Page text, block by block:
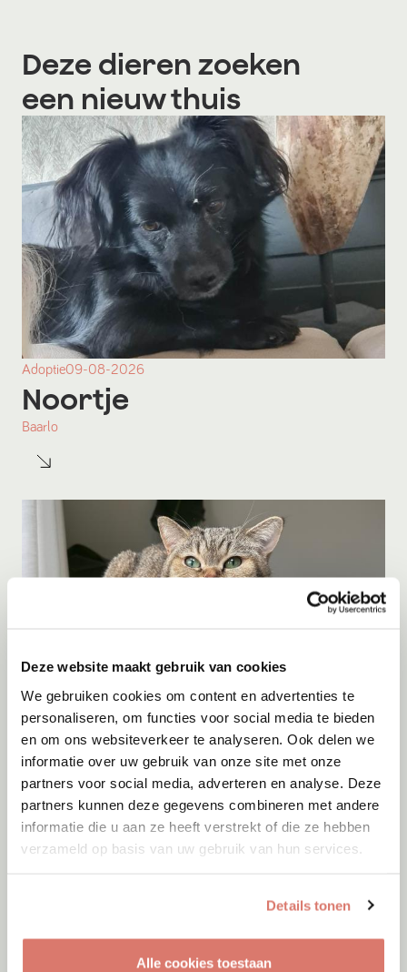
Deze website maakt gebruik van cookies
We gebruiken cookies om content en advertenties te
personaliseren, om functies voor social media te bieden
en om ons websiteverkeer te analyseren. Ook delen we
informatie over uw gebruik van onze site met onze
partners voor social media, adverteren en analyse. Deze
partners kunnen deze gegevens combineren met andere
informatie die u aan ze heeft verstrekt of die ze hebben
verzameld op basis van uw gebruik van hun services.
Details tonen
Alle cookies toestaan
Deze dieren zoeken
een nieuw thuis
Adoptie09-08-2026
Noortje
Baarlo
Adoptie 09-08-2026
Yoki
Amersfoort